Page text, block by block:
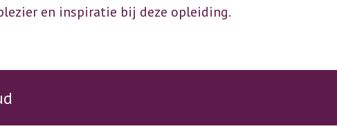
en inspiratie bij deze opleiding.